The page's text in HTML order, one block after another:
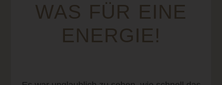
WAS FÜR EINE
ENERGIE!